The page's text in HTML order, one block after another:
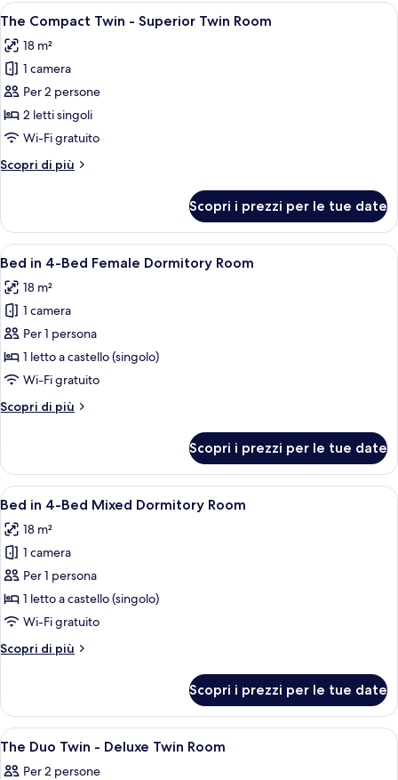
-
King
Room
Apri
tutte
le
foto
per
The
Compact
-
Room
Una camera d'hotel con un letto,
13
The Compact Twin - Superior Twin Room
18 m²
1 camera
Per 2 persone
2 letti singoli
Wi-Fi gratuito
Scopri di più
Altri
Compact
Twin
-
Twin
Room
Scopri i prezzi per le tue date
Apri
tutte
le
foto
per
Bed
in
Bed
Room
Un letto a castello con un portatile
17
Bed in 4-Bed Female Dormitory Room
18 m²
1 camera
Per 1 persona
1 letto a castello (singolo)
Wi-Fi gratuito
Scopri di più
Altri
in
4-
Bed
Dormitory
Room
Scopri i prezzi per le tue date
Apri
tutte
le
foto
per
Bed
in
Bed
Room
Letto a castello con una persona
21
Bed in 4-Bed Mixed Dormitory Room
18 m²
1 camera
Per 1 persona
1 letto a castello (singolo)
Wi-Fi gratuito
Scopri di più
Altri
in
4-
Bed
Dormitory
Scopri i prezzi per le tue date
Apri
tutte
Una camera d'albergo con due letti,
4
The Duo Twin - Deluxe Twin Room
Per 2 persone